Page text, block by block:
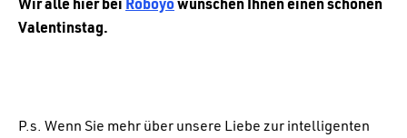
Valentinstag.
P.s. Wenn Sie mehr über unsere Liebe zur intelligenten